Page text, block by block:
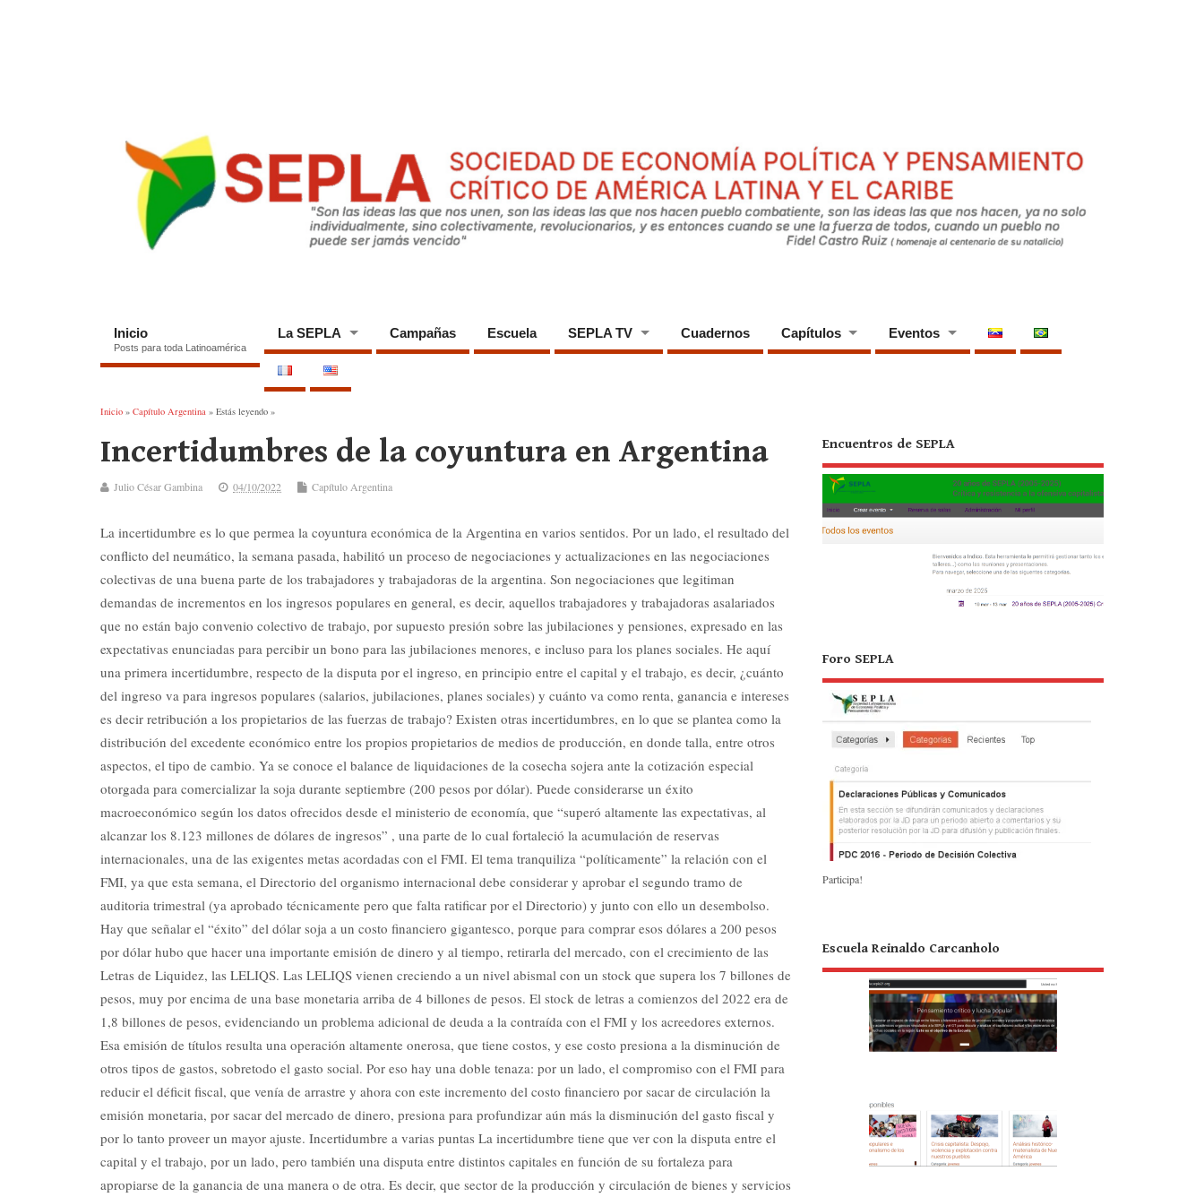
Inicio
Posts para toda Latinoamérica
La SEPLA Campañas Escuela SEPLA TV Cuadernos Capítulos Eventos
Inicio » Capítulo Argentina » Estás leyendo »
Incertidumbres de la coyuntura en Argentina
Julio César Gambina 04/10/2022 Capítulo Argentina
La incertidumbre es lo que permea la coyuntura económica de la Argentina en varios sentidos. Por un lado, el resultado del
conflicto del neumático, la semana pasada, habilitó un proceso de negociaciones y actualizaciones en las negociaciones
colectivas de una buena parte de los trabajadores y trabajadoras de la argentina. Son negociaciones que legitiman
demandas de incrementos en los ingresos populares en general, es decir, aquellos trabajadores y trabajadoras asalariados
que no están bajo convenio colectivo de trabajo, por supuesto presión sobre las jubilaciones y pensiones, expresado en las
expectativas enunciadas para percibir un bono para las jubilaciones menores, e incluso para los planes sociales. He aquí
una primera incertidumbre, respecto de la disputa por el ingreso, en principio entre el capital y el trabajo, es decir, ¿cuánto
del ingreso va para ingresos populares (salarios, jubilaciones, planes sociales) y cuánto va como renta, ganancia e intereses
es decir retribución a los propietarios de las fuerzas de trabajo? Existen otras incertidumbres, en lo que se plantea como la
distribución del excedente económico entre los propios propietarios de medios de producción, en donde talla, entre otros
aspectos, el tipo de cambio. Ya se conoce el balance de liquidaciones de la cosecha sojera ante la cotización especial
otorgada para comercializar la soja durante septiembre (200 pesos por dólar). Puede considerarse un éxito
macroeconómico según los datos ofrecidos desde el ministerio de economía, que “superó altamente las expectativas, al
alcanzar los 8.123 millones de dólares de ingresos” , una parte de lo cual fortaleció la acumulación de reservas
internacionales, una de las exigentes metas acordadas con el FMI. El tema tranquiliza “políticamente” la relación con el
FMI, ya que esta semana, el Directorio del organismo internacional debe considerar y aprobar el segundo tramo de
auditoria trimestral (ya aprobado técnicamente pero que falta ratificar por el Directorio) y junto con ello un desembolso.
Hay que señalar el “éxito” del dólar soja a un costo financiero gigantesco, porque para comprar esos dólares a 200 pesos
por dólar hubo que hacer una importante emisión de dinero y al tiempo, retirarla del mercado, con el crecimiento de las
Letras de Liquidez, las LELIQS. Las LELIQS vienen creciendo a un nivel abismal con un stock que supera los 7 billones de
pesos, muy por encima de una base monetaria arriba de 4 billones de pesos. El stock de letras a comienzos del 2022 era de
1,8 billones de pesos, evidenciando un problema adicional de deuda a la contraída con el FMI y los acreedores externos.
Esa emisión de títulos resulta una operación altamente onerosa, que tiene costos, y ese costo presiona a la disminución de
otros tipos de gastos, sobretodo el gasto social. Por eso hay una doble tenaza: por un lado, el compromiso con el FMI para
reducir el déficit fiscal, que venía de arrastre y ahora con este incremento del costo financiero por sacar de circulación la
emisión monetaria, por sacar del mercado de dinero, presiona para profundizar aún más la disminución del gasto fiscal y
por lo tanto proveer un mayor ajuste. Incertidumbre a varias puntas La incertidumbre tiene que ver con la disputa entre el
capital y el trabajo, por un lado, pero también una disputa entre distintos capitales en función de su fortaleza para
apropiarse de la ganancia de una manera o de otra. Es decir, que sector de la producción y circulación de bienes y servicios
Encuentros de SEPLA
Foro SEPLA
Participa!
Escuela Reinaldo Carcanholo